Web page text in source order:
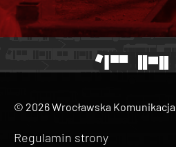
© 2026 Wrocławska Komunikacja
Regulamin strony